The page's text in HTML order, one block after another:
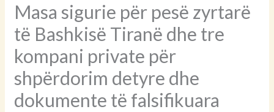
Masa sigurie për pesë zyrtarë
të Bashkisë Tiranë dhe tre
kompani private për
shpërdorim detyre dhe
dokumente të falsifikuara